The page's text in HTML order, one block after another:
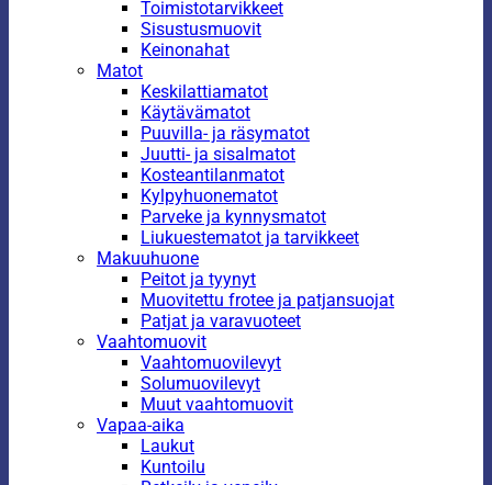
Toimistotarvikkeet
Sisustusmuovit
Keinonahat
Matot
Keskilattiamatot
Käytävämatot
Puuvilla- ja räsymatot
Juutti- ja sisalmatot
Kosteantilanmatot
Kylpyhuonematot
Parveke ja kynnysmatot
Liukuestematot ja tarvikkeet
Makuuhuone
Peitot ja tyynyt
Muovitettu frotee ja patjansuojat
Patjat ja varavuoteet
Vaahtomuovit
Vaahtomuovilevyt
Solumuovilevyt
Muut vaahtomuovit
Vapaa-aika
Laukut
Kuntoilu